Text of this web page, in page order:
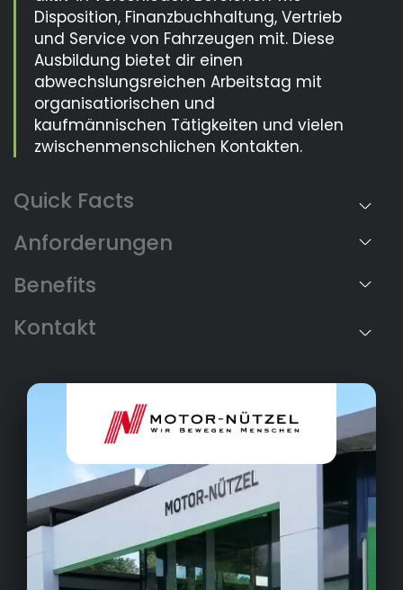
Disposition, Finanzbuchhaltung, Vertrieb
und Service von Fahrzeugen mit. Diese
Ausbildung bietet dir einen
abwechslungsreichen Arbeitstag mit
organisatiorischen und
kaufmännischen Tätigkeiten und vielen
zwischenmenschlichen Kontakten.
Anforderungen
Benefits